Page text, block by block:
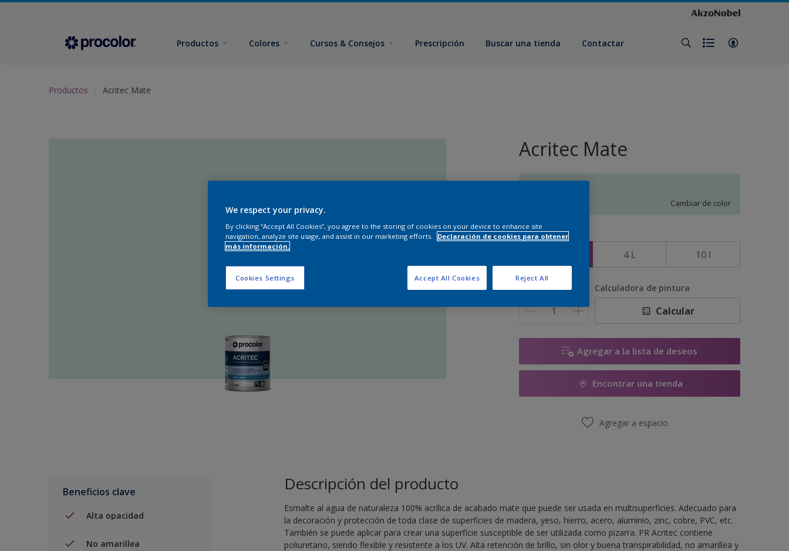
Productos Colores Cursos & Consejos Prescripción Buscar una tienda Contactar
Productos Acritec Mate
Acritec Mate
Cambiar de color
Tamaño
4 L 10 l
Cantidad Calculadora de pintura
Calcular
Agregar a la lista de deseos
Encontrar una tienda
Agregar a espacio
Beneficios clave
Alta opacidad
No amarillea
Descripción del producto
Esmalte al agua de naturaleza 100% acrílica de acabado mate que puede ser usada en multisuperficies. Adecuado para
la decoración y protección de toda clase de superficies de madera, yeso, hierro, acero, aluminio, zinc, cobre, PVC, etc.
También se puede aplicar para crear una superficie susceptible de ser utilizada como pizarra. PR Acritec contiene
poliuretano, siendo flexible y resistente a los UV. Alta retención de brillo, sin olor y buena transpirabilidad, no amarillea y
We respect your privacy.
By clicking “Accept All Cookies”, you agree to the storing of cookies on your device to enhance site
navigation, analyze site usage, and assist in our marketing efforts.
Declaración de cookies para obtener
más información.
Cookies Settings Reject All
Accept All Cookies